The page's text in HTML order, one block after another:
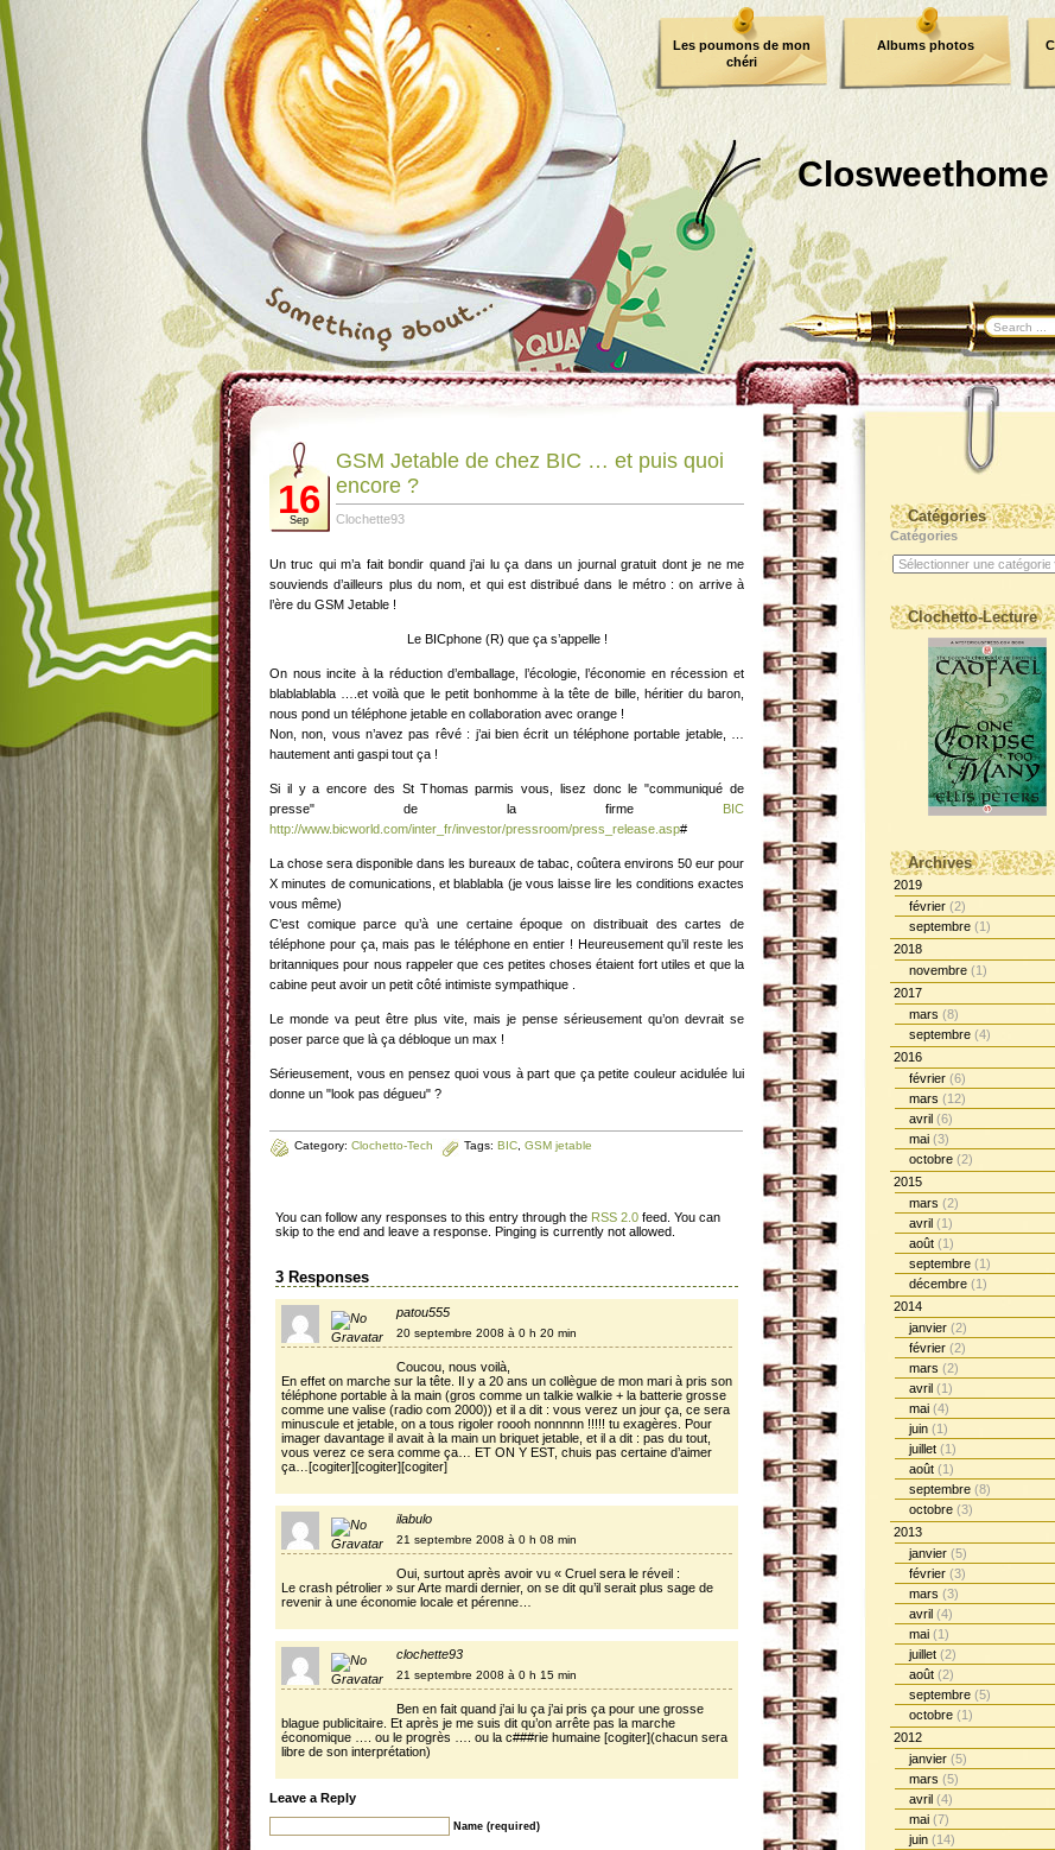
Closweethome
Les poumons de mon
chéri
Albums photos
Catégories
Catégories
Clochetto-Lecture
Archives
2019
février (2)
septembre (1)
2018
novembre (1)
2017
mars (8)
septembre (4)
2016
février (6)
mars (12)
avril (6)
mai (3)
octobre (2)
2015
mars (2)
avril (1)
août (1)
septembre (1)
décembre (1)
2014
janvier (2)
février (2)
mars (2)
avril (1)
mai (4)
juin (1)
juillet (1)
août (1)
septembre (8)
octobre (3)
2013
janvier (5)
février (3)
mars (3)
avril (4)
mai (1)
juillet (2)
août (2)
septembre (5)
octobre (1)
2012
janvier (5)
mars (5)
avril (4)
mai (7)
juin (14)
16
Sep
GSM Jetable de chez BIC … et puis quoi
encore ?
Clochette93
Un truc qui m’a fait bondir quand j’ai lu ça dans un journal gratuit dont je ne me
souviends d’ailleurs plus du nom, et qui est distribué dans le métro : on arrive à
l’ère du GSM Jetable !
Le BICphone (R) que ça s’appelle !
On nous incite à la réduction d’emballage, l’écologie, l’économie en récession et
blablablabla ….et voilà que le petit bonhomme à la tête de bille, héritier du baron,
nous pond un téléphone jetable en collaboration avec orange !
Non, non, vous n’avez pas rêvé : j’ai bien écrit un téléphone portable jetable, …
hautement anti gaspi tout ça !
Si il y a encore des St Thomas parmis vous, lisez donc le "communiqué de
presse" de la firme BIC
http://www.bicworld.com/inter_fr/investor/pressroom/press_release.asp#
La chose sera disponible dans les bureaux de tabac, coûtera environs 50 eur pour
X minutes de comunications, et blablabla (je vous laisse lire les conditions exactes
vous même)
C’est comique parce qu’à une certaine époque on distribuait des cartes de
téléphone pour ça, mais pas le téléphone en entier ! Heureusement qu’il reste les
britanniques pour nous rappeler que ces petites choses étaient fort utiles et que la
cabine peut avoir un petit côté intimiste sympathique .
Le monde va peut être plus vite, mais je pense sérieusement qu’on devrait se
poser parce que là ça débloque un max !
Sérieusement, vous en pensez quoi vous à part que ça petite couleur acidulée lui
donne un "look pas dégueu" ?
Category: Clochetto-Tech Tags: BIC GSM jetable
You can follow any responses to this entry through the RSS 2.0 feed. You can
skip to the end and leave a response. Pinging is currently not allowed.
3 Responses
patou555
20 septembre 2008 à 0 h 20 min
Coucou, nous voilà,
En effet on marche sur la tête. Il y a 20 ans un collègue de mon mari à pris son
téléphone portable à la main (gros comme un talkie walkie + la batterie grosse
comme une valise (radio com 2000)) et il a dit : vous verez un jour ça, ce sera
minuscule et jetable, on a tous rigoler roooh nonnnnn !!!!! tu exagères. Pour
imager davantage il avait à la main un briquet jetable, et il a dit : pas du tout,
vous verez ce sera comme ça… ET ON Y EST, chuis pas certaine d’aimer
ça…[cogiter][cogiter][cogiter]
ilabulo
21 septembre 2008 à 0 h 08 min
Oui, surtout après avoir vu « Cruel sera le réveil :
Le crash pétrolier » sur Arte mardi dernier, on se dit qu’il serait plus sage de
revenir à une économie locale et pérenne…
clochette93
21 septembre 2008 à 0 h 15 min
Ben en fait quand j’ai lu ça j’ai pris ça pour une grosse
blague publicitaire. Et après je me suis dit qu’on arrête pas la marche
économique …. ou le progrès …. ou la c###rie humaine [cogiter](chacun sera
libre de son interprétation)
Leave a Reply
Name (required)